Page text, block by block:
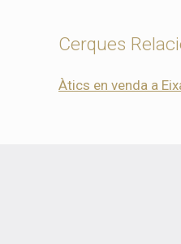
Cerques
Àtics en venda a